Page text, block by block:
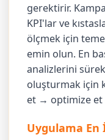
gerektirir.
KPI'lar ve
ölçmek için
emin olun. En
analizlerini
oluşturmak için
et → optimize
Uygulama En